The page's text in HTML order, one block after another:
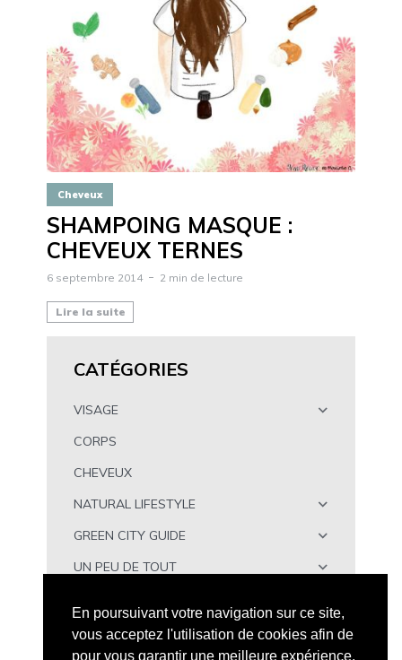
Cheveux
SHAMPOING MASQUE :
CHEVEUX TERNES
6 septembre 2014 2 min de lecture
Lire la suite
CATÉGORIES
VISAGE
CORPS
CHEVEUX
NATURAL LIFESTYLE
GREEN CITY GUIDE
UN PEU DE TOUT
En poursuivant votre navigation sur ce site,
vous acceptez l'utilisation de cookies afin de
pour vous garantir une meilleure expérience.